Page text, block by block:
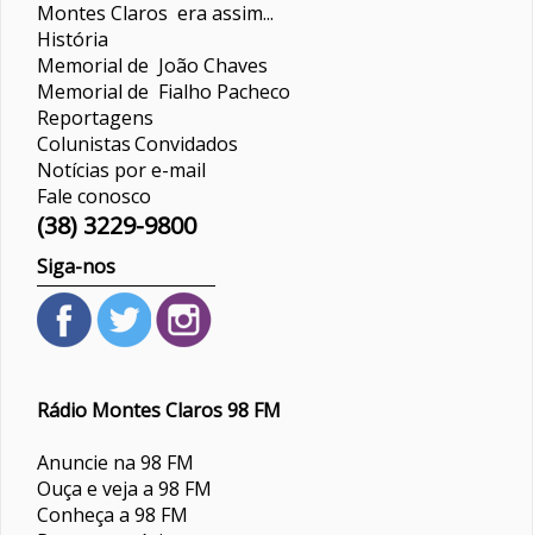
Montes Claros era assim...
História
Memorial de João Chaves
Memorial de Fialho Pacheco
Reportagens
ColunistasConvidados
Notícias por e-mail
Fale conosco
(38) 3229-9800
Siga-nos
Rádio Montes Claros 98 FM
Anuncie na 98 FM
Ouça e veja a 98 FM
Conheça a 98 FM